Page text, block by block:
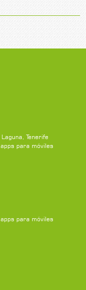
,Tenerife
para móviles
para móviles